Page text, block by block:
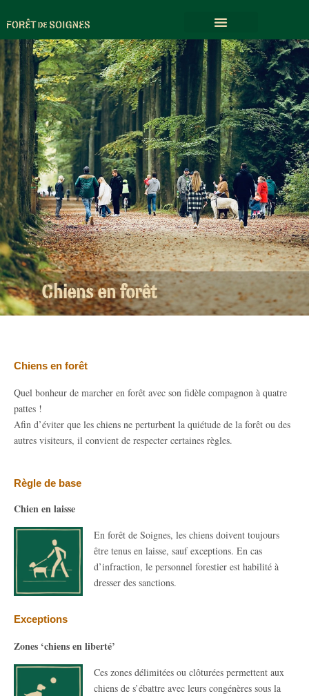
Chiens en forêt
Chiens en forêt
Quel bonheur de marcher en forêt avec son fidèle compagnon à quatre
pattes !
Afin d’éviter que les chiens ne perturbent la quiétude de la forêt ou des
autres visiteurs, il convient de respecter certaines règles.
Règle de base
Chien en laisse
En forêt de Soignes, les chiens doivent toujours
être tenus en laisse, sauf exceptions. En cas
d’infraction, le personnel forestier est habilité à
dresser des sanctions.
Exceptions
Zones ‘chiens en liberté’
Ces zones délimitées ou clôturées permettent aux
chiens de s’ébattre avec leurs congénères sous la